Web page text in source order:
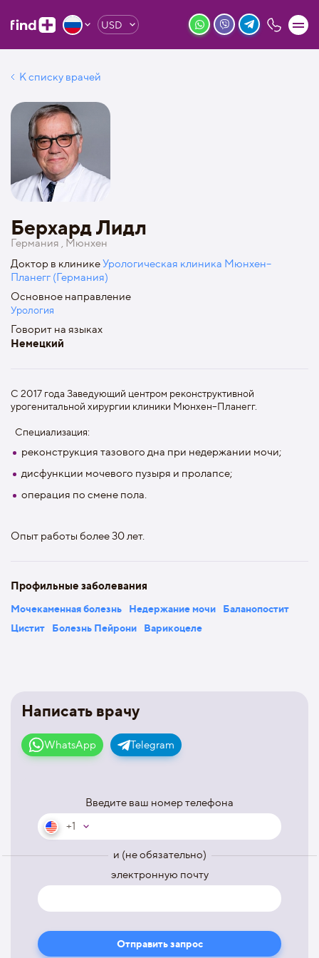
USD
К списку врачей
Написать врачу
WhatsApp Telegram
Введите ваш номер телефона
+1
и (не обязательно)
электронную почту
Берхард Лидл
Германия , Мюнхен
Доктор в клиникеУрологическая клиника Мюнхен–
Планегг (Германия)
Основное направление
Урология
Говорит на языках
Немецкий
С 2017 года Заведующий центром реконструктивной
урогенитальной хирургии клиники Мюнхен–Планегг.
Специализация:
реконструкция тазового дна при недержании мочи;
дисфункции мочевого пузыря и пролапсе;
операция по смене пола.
Опыт работы более 30 лет.
Профильные заболевания
Мочекаменная болезнь Недержание мочи
Баланопостит
Цистит
Болезнь Пейрони Варикоцеле